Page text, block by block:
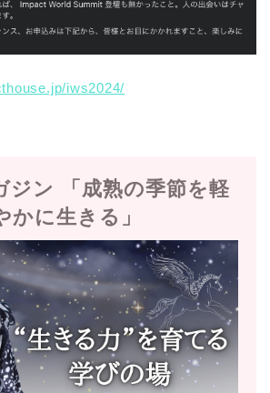
iws2024/
ジン 「成熟の季節を軽
かに生きる」